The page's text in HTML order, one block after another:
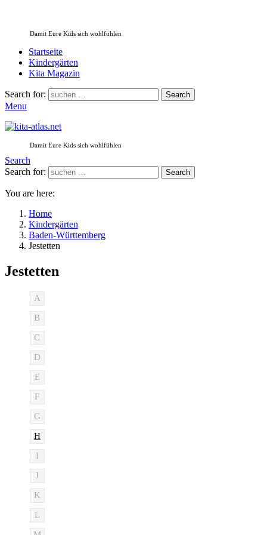
Damit Eure Kids sich wohlfühlen
Startseite
Kindergärten
Kita Magazin
Search for: Search
Menu
Damit Eure Kids sich wohlfühlen
Search
Search for:
Search
You are here:
Home
Kindergärten
Baden-Württemberg
Jestetten
Jestetten
A
B
C
D
E
F
G
H
I
J
K
L